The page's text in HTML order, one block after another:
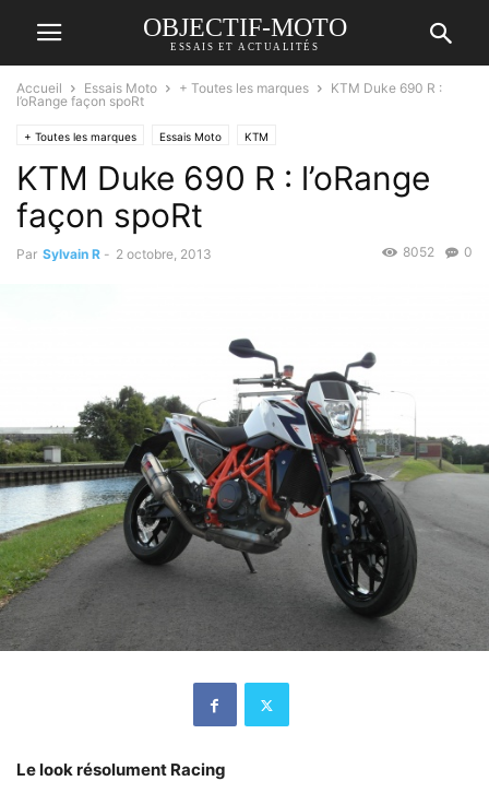
OBJECTIF-MOTO
ESSAIS ET ACTUALITÉS
Accueil Essais Moto + Toutes les marques
KTM Duke 690 R :
l’oRange façon spoRt
+ Toutes les marques Essais Moto KTM
KTM Duke 690 R : l’oRange
façon spoRt
Par Sylvain R - 2 octobre, 2013 0
8052
Le look résolument Racing